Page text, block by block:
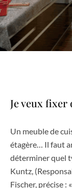
Je veux fixer
Un meuble de
étagère… Il faut
déterminer quel
Kuntz,
Fischer, précise :